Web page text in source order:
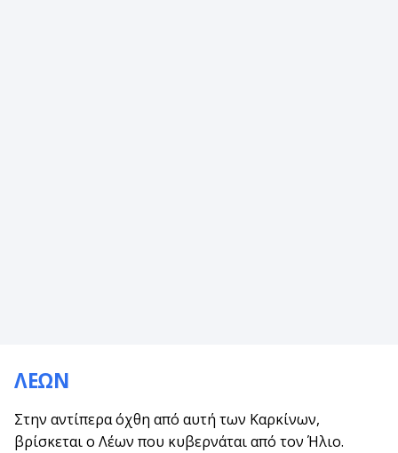
ΛΕΩΝ
Στην αντίπερα όχθη από αυτή των Καρκίνων,
βρίσκεται ο Λέων που κυβερνάται από τον Ήλιο.